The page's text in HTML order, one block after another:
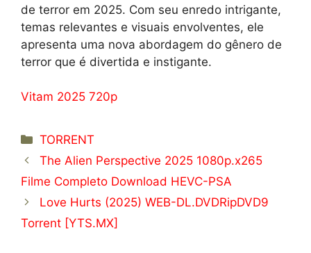
de terror em 2025. Com seu enredo intrigante,
temas relevantes e visuais envolventes, ele
apresenta uma nova abordagem do gênero de
terror que é divertida e instigante.
Vitam 2025 720p
Categorías
TORRENT
The Alien Perspective 2025 1080p.x265
Filme Completo Download HEVC-PSA
Love Hurts (2025) WEB-DL.DVDRipDVD9
Torrent [YTS.MX]